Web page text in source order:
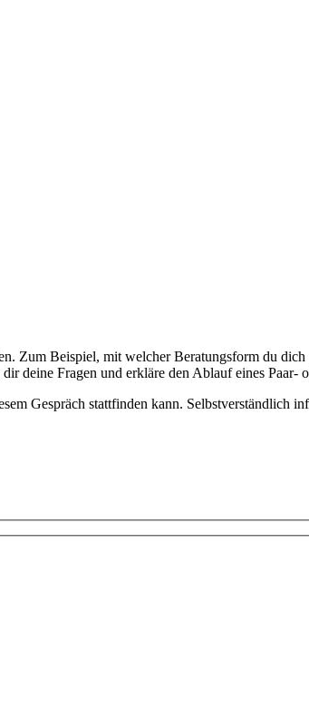
Zum Beispiel, mit welcher Beratungsform du
deine Fragen und erkläre den Ablauf eines Paar-
Gespräch stattfinden kann. Selbstverständlich